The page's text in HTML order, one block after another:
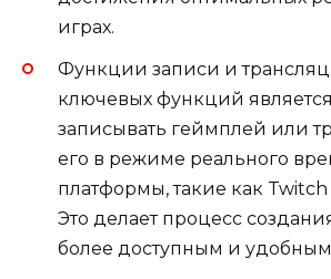
играх.
Функции записи и
ключевых функций
записывать геймплей или
его в режиме реального
платформы, такие как
Это делает процесс
более доступным и